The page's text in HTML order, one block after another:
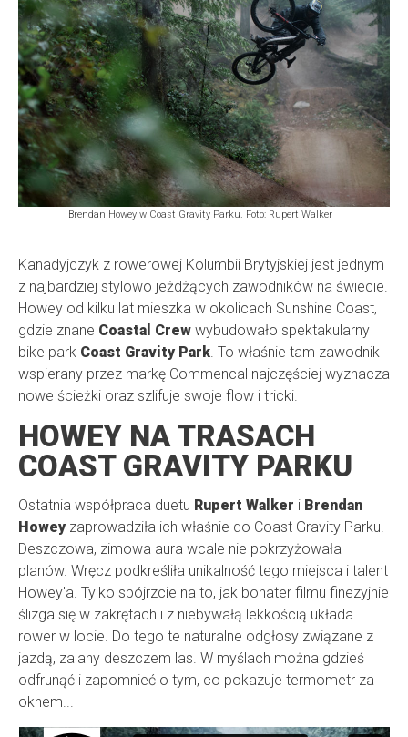
Brendan Howey w Coast Gravity Parku. Foto: Rupert Walker
Kanadyjczyk z rowerowej Kolumbii Brytyjskiej jest jednym
z najbardziej stylowo jeżdżących zawodników na świecie.
Howey od kilku lat mieszka w okolicach Sunshine Coast,
gdzie znane Coastal Crew wybudowało spektakularny
bike park Coast Gravity Park. To właśnie tam zawodnik
wspierany przez markę Commencal najczęściej wyznacza
nowe ścieżki oraz szlifuje swoje flow i tricki.
HOWEY NA TRASACH
COAST GRAVITY PARKU
Ostatnia współpraca duetu Rupert Walker i Brendan
Howey zaprowadziła ich właśnie do Coast Gravity Parku.
Deszczowa, zimowa aura wcale nie pokrzyżowała
planów. Wręcz podkreśliła unikalność tego miejsca i talent
Howey'a. Tylko spójrzcie na to, jak bohater filmu finezyjnie
ślizga się w zakrętach i z niebywałą lekkością układa
rower w locie. Do tego te naturalne odgłosy związane z
jazdą, zalany deszczem las. W myślach można gdzieś
odfrunąć i zapomnieć o tym, co pokazuje termometr za
oknem...